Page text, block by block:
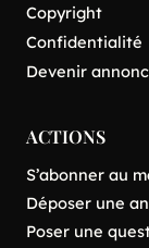
Copyright
Confidentialité
Devenir
ACTIONS
S’abonner au
Déposer une
Poser une